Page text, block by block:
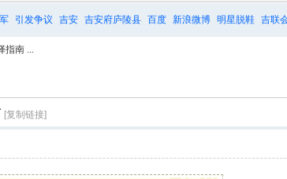
引发争议 吉安 吉安府庐陵县 百度 新浪微博 明星脱鞋 吉联
指南 ...
[复制链接]